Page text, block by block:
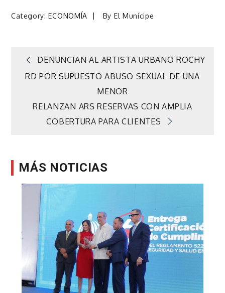
Category:ECONOMÍA By El Munícipe
Navegación
entradas
DENUNCIAN AL ARTISTA URBANO ROCHY
RD POR SUPUESTO ABUSO SEXUAL DE UNA
MENOR
RELANZAN ARS RESERVAS CON AMPLIA
COBERTURA PARA CLIENTES
MÁS NOTICIAS